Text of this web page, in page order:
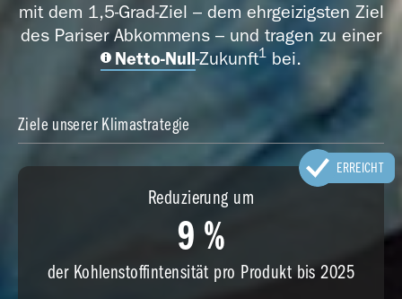
mit dem 1,5-Grad-Ziel – dem ehrgeizigsten Ziel
des Pariser Abkommens – und tragen zu einer
Netto-Null-Zukunft1 bei.
Ziele unserer Klimastrategie
ERREICHT
Reduzierung um
9
9 %
der Kohlenstoffintensität pro Produkt bis 2025